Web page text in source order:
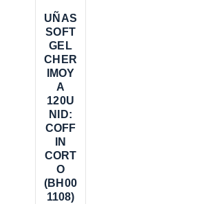
UÑAS
SOFT
GEL
CHER
IMOY
A
120U
NID:
COFF
IN
CORT
O
(BH00
1108)